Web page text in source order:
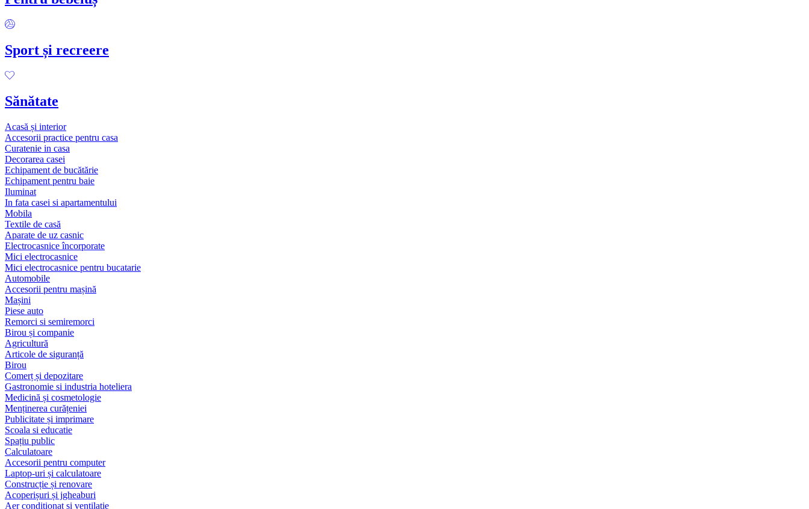
Sport și recreere
Sănătate
Acasă și interior
Accesorii practice pentru casa
Curatenie in casa
Decorarea casei
Echipament de bucătărie
Echipament pentru baie
Iluminat
In fata casei si apartamentului
Mobila
Textile de casă
Aparate de uz casnic
Electrocasnice încorporate
Mici electrocasnice
Mici electrocasnice pentru bucatarie
Automobile
Accesorii pentru mașină
Mașini
Piese auto
Remorci si semiremorci
Birou și companie
Agricultură
Articole de siguranță
Birou
Comerț și depozitare
Gastronomie si industria hoteliera
Medicină și cosmetologie
Menținerea curățeniei
Publicitate și imprimare
Scoala si educatie
Spațiu public
Calculatoare
Accesorii pentru computer
Laptop-uri și calculatoare
Construcție și renovare
Acoperișuri și jgheaburi
Aer condiționat și ventilație